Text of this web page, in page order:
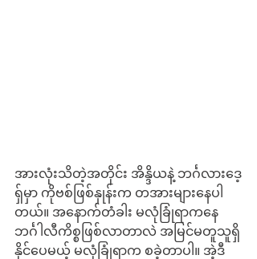
အားလုံးသိတဲ့အတိုင်း အိန္ဒိယနဲ့ ဘင်္ဂလားဒေ့
ရှ်မှာ ကိုဗစ်ဖြစ်နှုန်းက တအားများနေပါ
တယ်။ အနောက်တံခါး မလုံခြုံရာကနေ
ဘင်္ဂါလီကိစ္စဖြစ်လာတာလဲ အမြင်မတူသူရှိ
နိုင်ပေမယ့် မလုံခြုံရာက စခဲ့တာပါ။ အဲ့ဒီ